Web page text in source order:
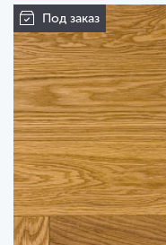
Под заказ